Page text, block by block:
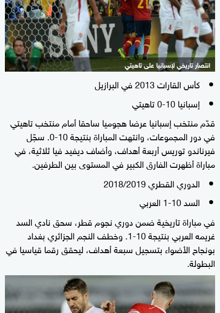
انتصار تاريخي لإسبانيا على تاهيتي
كأس القارات 2013 في البرازيل
إسبانيا 10-0 تاهيتي
قدّم منتخب إسبانيا عرضا هجوميا ساحقا أمام منتخب تاهيتي
في دور المجموعات، وانتهت المباراة بنتيجة 10-0. سجّل
فيرناندو توريس أربعة أهداف، وأضاف ديفيد فيا ثلاثية، في
مباراة أظهرت الفارق الكبير في المستوى بين الطرفين.
الدوري القطري 2018/2019
السد 10-1 العربي
في مباراة تاريخية ضمن دوري نجوم قطر، سحق نادي السد
غريمه العربي بنتيجة 10-1. وخطف النجم الجزائري بغداد
بونجاح الأضواء بتسجيل سبعة أهداف، ليحقق رقما قياسيا في
البطولة.